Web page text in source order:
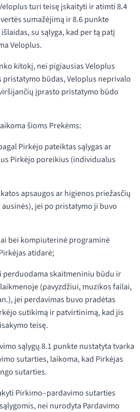
turi teisę įskaityti ir atimti 8.4
sumažėjimą ir 8.6 punkte
su sąlyga, kad per tą patį
Veloplus.
kitokį, nei pigiausias Veloplus
pristatymo būdas, Veloplus neprivalo
įprasto pristatymo būdo
šioms Prekėms:
Pirkėjo pateiktas sąlygas ar
Pirkėjo poreikius (individualus
apsaugos ar higienos priežasčių
jei po pristatymo ji buvo
bei kompiuterinė programinė
atidarė;
perduodama skaitmeniniu būdu ir
(pavyzdžiui, muzikos failai,
jei perdavimas buvo pradėtas
sutikimą ir patvirtinimą, kad jis
teisę.
sąlygų 8.1 punkte nustatyta tvarka
sutarties, laikoma, kad Pirkėjas
sutarties.
Pirkimo–pardavimo sutarties
nei nurodyta Pardavimo